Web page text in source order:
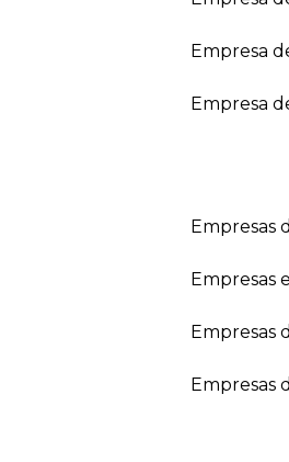
empresa
empresa
empresas